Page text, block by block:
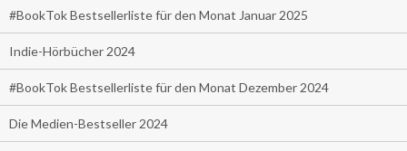
#BookTok Bestsellerliste für den Monat Januar 2025
Indie-Hörbücher 2024
#BookTok Bestsellerliste für den Monat Dezember 2024
Die Medien-Bestseller 2024